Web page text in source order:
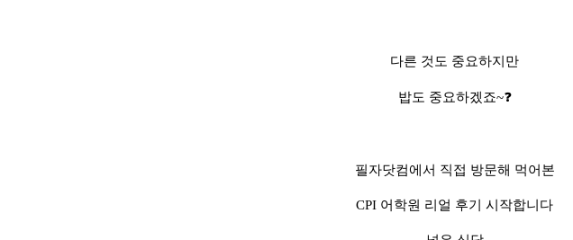
다른 것도 중요하지만
밥도 중요하겠죠~❓
필자닷컴에서 직접 방문해 먹어본
CPI 어학원 리얼 후기 시작합니다